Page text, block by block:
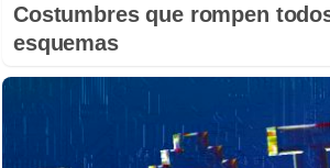
Costumbres que rompen
esquemas